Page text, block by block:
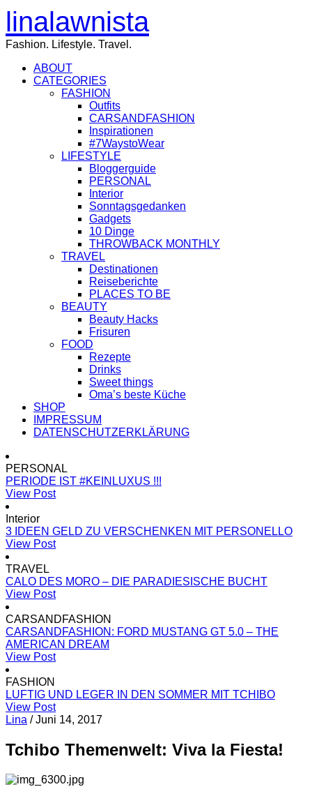
linalawnista
Fashion. Lifestyle. Travel.
ABOUT
CATEGORIES
FASHION
Outfits
CARSANDFASHION
Inspirationen
#7WaystoWear
LIFESTYLE
Bloggerguide
PERSONAL
Interior
Sonntagsgedanken
Gadgets
10 Dinge
THROWBACK MONTHLY
TRAVEL
Destinationen
Reiseberichte
PLACES TO BE
BEAUTY
Beauty Hacks
Frisuren
FOOD
Rezepte
Drinks
Sweet things
Oma’s beste Küche
SHOP
IMPRESSUM
DATENSCHUTZERKLÄRUNG
PERSONAL
PERIODE IST #KEINLUXUS !!!
View Post
Interior
3 IDEEN GELD ZU VERSCHENKEN MIT PERSONELLO
View Post
TRAVEL
CALO DES MORO – DIE PARADIESISCHE BUCHT
View Post
CARSANDFASHION
CARSANDFASHION: FORD MUSTANG GT 5.0 – THE
AMERICAN DREAM
View Post
FASHION
LUFTIG UND LEGER IN DEN SOMMER MIT TCHIBO
View Post
Lina /Juni 14, 2017
Tchibo Themenwelt: Viva la Fiesta!